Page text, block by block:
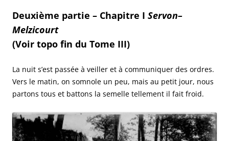
Deuxième partie – Chapitre I Servon–
Melzicourt
(Voir topo fin du Tome III)
La nuit s’est passée à veiller et à communiquer des ordres.
Vers le matin, on somnole un peu, mais au petit jour, nous
partons tous et battons la semelle tellement il fait froid.